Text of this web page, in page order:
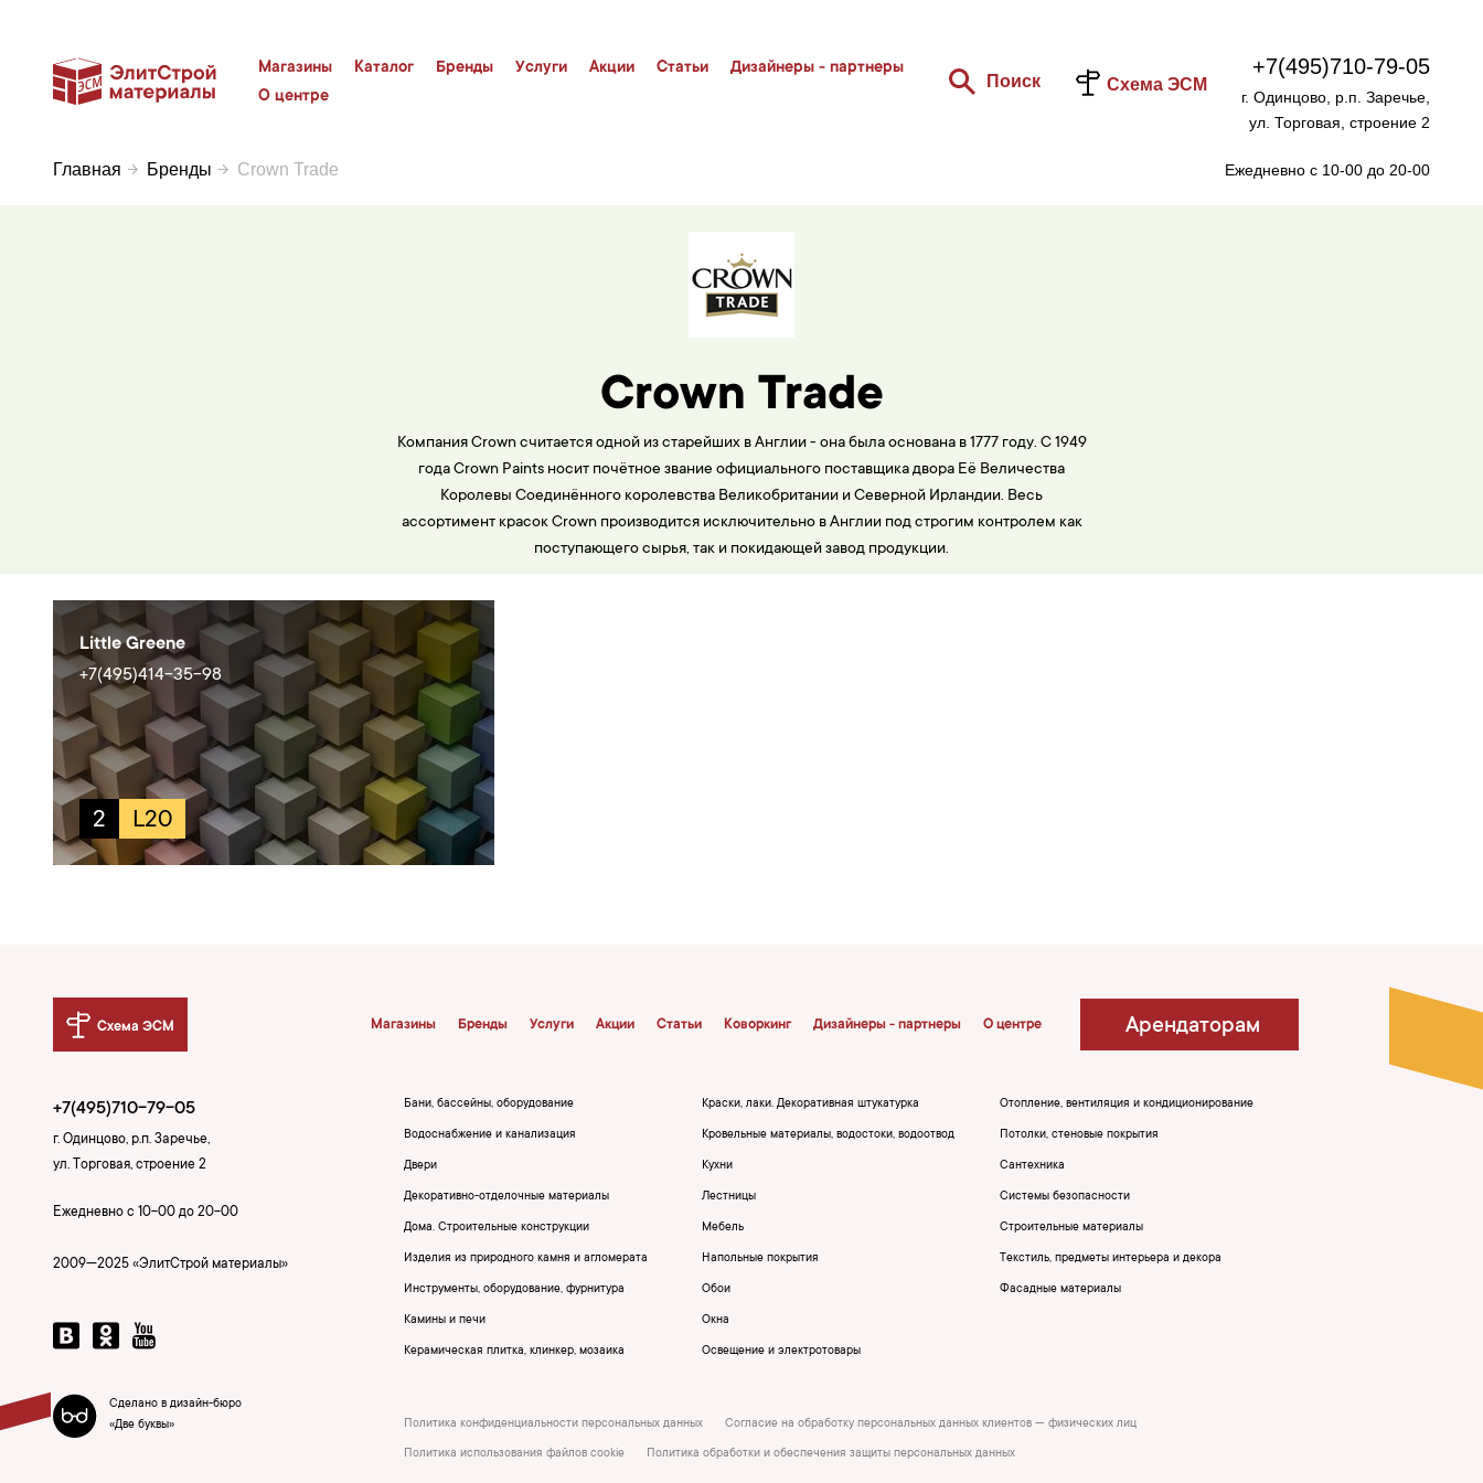
Магазины Каталог Бренды Услуги Акции Статьи
Дизайнеры - партнеры
О центре
Поиск Схема ЭСМ
Главная Бренды Crown Trade
+7(495)710-79-05
г. Одинцово, р.п. Заречье,
ул. Торговая, строение 2
Ежедневно с 10-00 до 20-00
Crown Trade
Компания Crown считается одной из старейших в Англии - она была основана в 1777 году. C 1949
года Crown Paints носит почётное звание официального поставщика двора Её Величества
Королевы Соединённого королевства Великобритании и Северной Ирландии. Весь
ассортимент красок Crown производится исключительно в Англии под строгим контролем как
поступающего сырья, так и покидающей завод продукции.
Little Greene
+7(495)414-35-98
2 L20
Схема ЭСМ
+7(495)710-79-05
г. Одинцово, р.п. Заречье,
ул. Торговая, строение 2
Ежедневно с 10-00 до 20-00
2009—2025 «ЭлитСтрой материалы»
Сделано в дизайн-бюро
«Две буквы»
Магазины Бренды Услуги Акции Статьи Коворкинг Дизайнеры - партнеры О центре Арендаторам
Бани, бассейны, оборудование
Водоснабжение и канализация
Двери
Декоративно-отделочные материалы
Дома. Строительные конструкции
Изделия из природного камня и агломерата
Инструменты, оборудование, фурнитура
Камины и печи
Керамическая плитка, клинкер, мозаика
Краски, лаки. Декоративная штукатурка
Кровельные материалы, водостоки, водоотвод
Кухни
Лестницы
Мебель
Напольные покрытия
Обои
Окна
Освещение и электротовары
Отопление, вентиляция и кондиционирование
Потолки, стеновые покрытия
Сантехника
Системы безопасности
Строительные материалы
Текстиль, предметы интерьера и декора
Фасадные материалы
Политика конфиденциальности персональных данных Согласие на обработку персональных данных клиентов — физических лиц
Политика использования файлов cookie Политика обработки и обеспечения защиты персональных данных